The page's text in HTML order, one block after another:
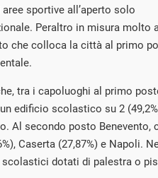
sportive all’aperto solo
Peraltro in misura molto
che colloca la città al primo
tra i capoluoghi al primo
edificio scolastico su 2
Al secondo posto Benevento,
Caserta (27,87%) e Napoli.
dotati di palestra o